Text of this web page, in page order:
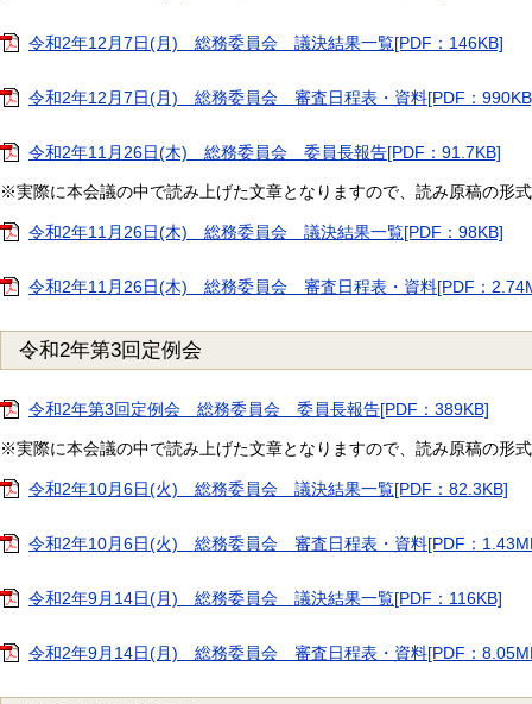
令和2年12月7日(月) 総務委員会 議決結果一覧[PDF：146KB]
令和2年12月7日(月) 総務委員会 審査日程表・資料[PDF：
令和2年11月26日(木) 総務委員会 委員長報告[PDF：91.7KB]
※実際に本会議の中で読み上げた文章となりますので、読み原稿の形
令和2年11月26日(木) 総務委員会 議決結果一覧[PDF：98KB]
令和2年11月26日(木) 総務委員会 審査日程表・資料[PDF：
令和2年第3回定例会
令和2年第3回定例会 総務委員会 委員長報告[PDF：389KB]
※実際に本会議の中で読み上げた文章となりますので、読み原稿の形
令和2年10月6日(火) 総務委員会 議決結果一覧[PDF：82.3KB]
令和2年10月6日(火) 総務委員会 審査日程表・資料[PDF：
令和2年9月14日(月) 総務委員会 議決結果一覧[PDF：116KB]
令和2年9月14日(月) 総務委員会 審査日程表・資料[PDF：